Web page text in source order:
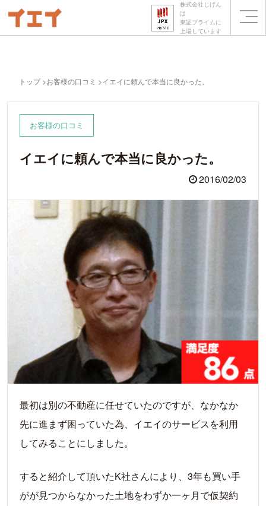
株式会社じげん
は
東証プライムに
上場しています
トップ お客様の口コミ イエイに頼んで本当に良かった。
お客様の口コミ
イエイに頼んで本当に良かった。
2016/02/03
最初は別の不動産に任せていたのですが、なかなか
先に進まず困っていた為、イエイのサービスを利用
してみることにしました。
すると紹介して頂いたK社さんにより、3年も買い手
がが見つからなかった土地をわずか一ヶ月で仮契約